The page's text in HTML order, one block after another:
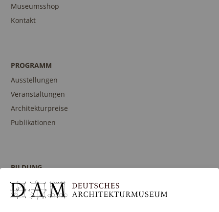
Museumsshop
Kontakt
PROGRAMM
Ausstellungen
Veranstaltungen
Architekturpreise
Publikationen
BILDUNG
Programm
Führungen und Touren